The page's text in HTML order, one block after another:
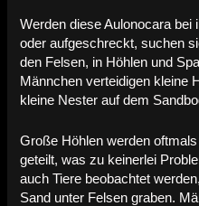
Werden diese Aulonocara
oder aufgeschreckt, suchen
den Felsen, in Höhlen und
Männchen verteidigen kleine
kleine Nester auf dem
Große Höhlen werden
geteilt, was zu keinerlei
auch Tiere beobachtet
Sand unter Felsen graben.